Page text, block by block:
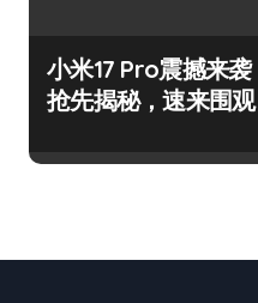
小米17 Pro震撼来
抢先揭秘，速来围观